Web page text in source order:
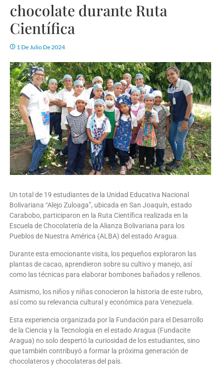
chocolate durante Ruta
Científica
1 De Julio De 2024
Un total de 19 estudiantes de la Unidad Educativa Nacional
Bolivariana “Alejo Zuloaga”, ubicada en San Joaquín, estado
Carabobo, participaron en la Ruta Científica realizada en la
Escuela de Chocolatería de la Alianza Bolivariana para los
Pueblos de Nuestra América (ALBA) del estado Aragua.
Durante esta emocionante visita, los pequeños exploraron las
plantas de cacao, aprendieron sobre su cultivo y manejo, así
como las técnicas para elaborar bombones bañados y rellenos.
Asimismo, los niños y niñas conocieron la historia de este rubro,
así como su relevancia cultural y económica para Venezuela.
Esta experiencia organizada por la Fundación para el Desarrollo
de la Ciencia y la Tecnología en el estado Aragua (Fundacite
Aragua) no solo despertó la curiosidad de los estudiantes, sino
que también contribuyó a formar la próxima generación de
chocolateros y chocolateras del país.